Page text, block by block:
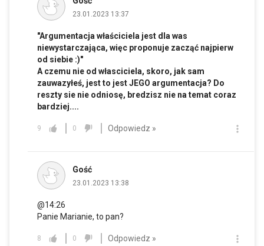
23.01.2023 13:37
"Argumentacja właściciela jest dla was
niewystarczająca, więc proponuje zacząć najpierw
od siebie :)"
A czemu nie od własciciela, skoro, jak sam
zauwazyłeś, jest to jest JEGO argumentacja? Do
reszty sie nie odniosę, bredzisz nie na temat coraz
bardziej....
9 0 Odpowiedz »
Gość
23.01.2023 13:38
@14:26
Panie Marianie, to pan?
8 0 Odpowiedz »